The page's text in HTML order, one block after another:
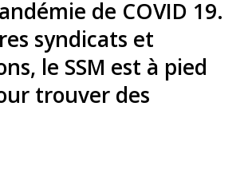
de COVID 19.
syndicats et
le SSM est à pied
trouver des